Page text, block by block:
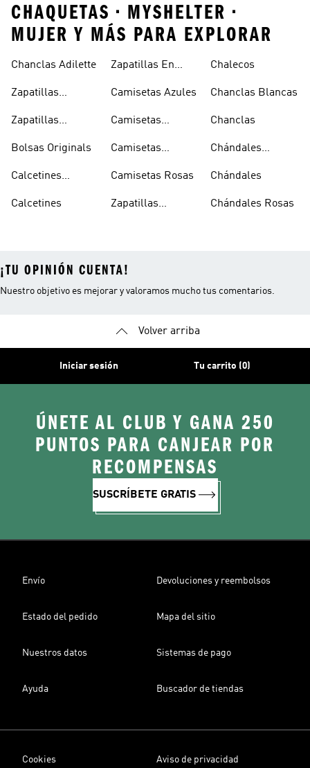
CHAQUETAS • MYSHELTER •
MUJER Y MÁS PARA EXPLORAR
Chanclas Adilette
Zapatillas
Zapatillas
Blancas
Bolsas Originals
Calcetines
Blancos
Calcetines
Zapatillas En
Camisetas Azules
Camisetas
Camisetas
Camisetas Rosas
Zapatillas
Chalecos
Chanclas Blancas
Chanclas
Chándales
Chándales
Chándales Rosas
¡TU OPINIÓN CUENTA!
Nuestro objetivo es mejorar y valoramos mucho tus comentarios.
Volver arriba
Iniciar sesión Tu carrito (0)
ÚNETE AL CLUB Y GANA 250
PUNTOS PARA CANJEAR POR
RECOMPENSAS
SUSCRÍBETE GRATIS
Envío Devoluciones y reembolsos
Estado del pedido Mapa del sitio
Nuestros datos Sistemas de pago
Ayuda Buscador de tiendas
Cookies Aviso de privacidad